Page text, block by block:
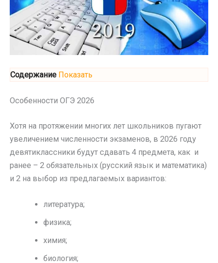
Содержание Показать
Особенности ОГЭ 2026
Хотя на протяжении многих лет школьников пугают
увеличением численности экзаменов, в 2026 году
девятиклассники будут сдавать 4 предмета, как и
ранее – 2 обязательных (русский язык и математика)
и 2 на выбор из предлагаемых вариантов:
литература;
физика;
химия;
биология;